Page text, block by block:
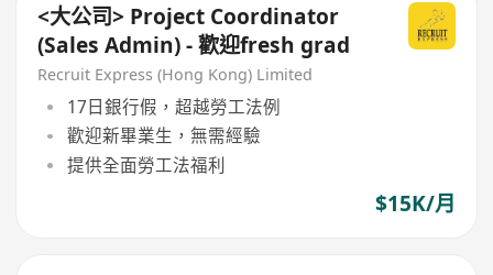
<大公司> Project Coordinator
(Sales Admin) - 歡迎fresh grad
Recruit Express (Hong Kong) Limited
17日銀行假，超越勞工法例
歡迎新畢業生，無需經驗
提供全面勞工法福利
$15K/月